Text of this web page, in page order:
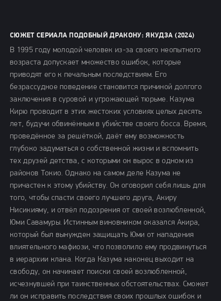
СЮЖЕТ СЕРИАЛА ПОДОБНЫЙ ДРАКОНУ: ЯКУДЗА (2024)
В 1995 году молодой человек из-за своего неопытного
возраста допускает множество ошибок, которые
приводят его к печальным последствиям. Его
безрассудное поведение становится причиной долгого
заключения в суровой и угрожающей тюрьме. Казума
Кирю проводит в этих жестоких условиях целых десять
лет, будучи обвинённым в убийстве своего босса. Время,
проведённое за решёткой, даёт ему возможность
глубоко задуматься о собственной жизни и вспомнить
тех друзей детства, с которыми он вырос в одном из
районов Токио. Однако на самом деле Казума не
причастен к этому убийству. Он оговорил себя лишь для
того, чтобы спасти своего лучшего друга, Акиру
Нисикияму, и отвёл подозрения от своей возлюбленной,
Юми Савамуры. Истинным виновником оказался Акира,
который был вынужден защищать Юми от нападения
влиятельного мафиози, что позволило ему продвинуться
в иерархии клана. Когда Казума наконец выходит на
свободу, он начинает поиски своей возлюбленной,
исчезнувшей при таинственных обстоятельствах. Сможет
ли он исправить последствия своих прошлых ошибок и